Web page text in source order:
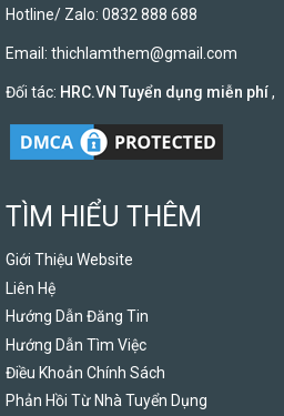
Hotline/ Zalo: 0832 888 688
Email: thichlamthem@gmail.com
Đối tác: HRC.VN Tuyển dụng miễn phí,
TÌM HIỂU THÊM
Giới Thiệu Website
Liên Hệ
Hướng Dẫn Đăng Tin
Hướng Dẫn Tìm Việc
Điều Khoản Chính Sách
Phản Hồi Từ Nhà Tuyển Dụng